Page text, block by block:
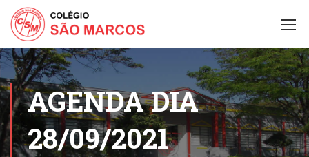
AGENDA DIA
28/09/2021